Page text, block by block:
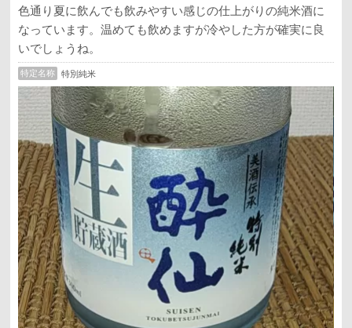
色通り夏に飲んでも飲みやすい感じの仕上がりの純米酒に
なっています。温めても飲めますが冷やした方が確実に良
いでしょうね。
特定名称 特別純米